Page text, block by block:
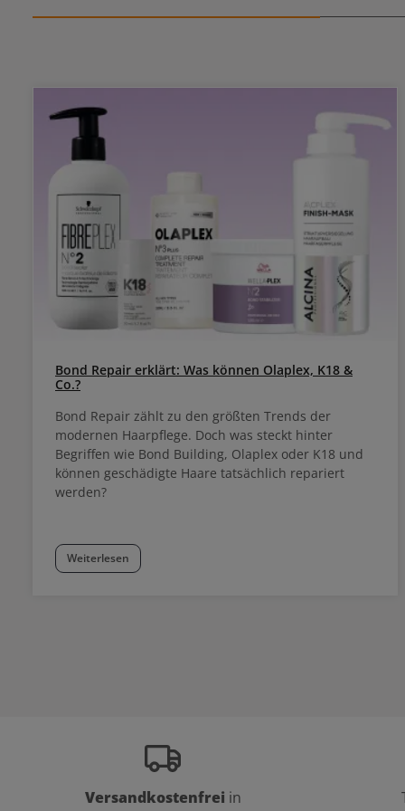
Bond Repair erklärt: Was können Olaplex, K18 &
Co.?
Bond Repair zählt zu den größten Trends der
modernen Haarpflege. Doch was steckt hinter
Begriffen wie Bond Building, Olaplex oder K18 und
können geschädigte Haare tatsächlich repariert
werden?
Weiterlesen
Versandkostenfrei in